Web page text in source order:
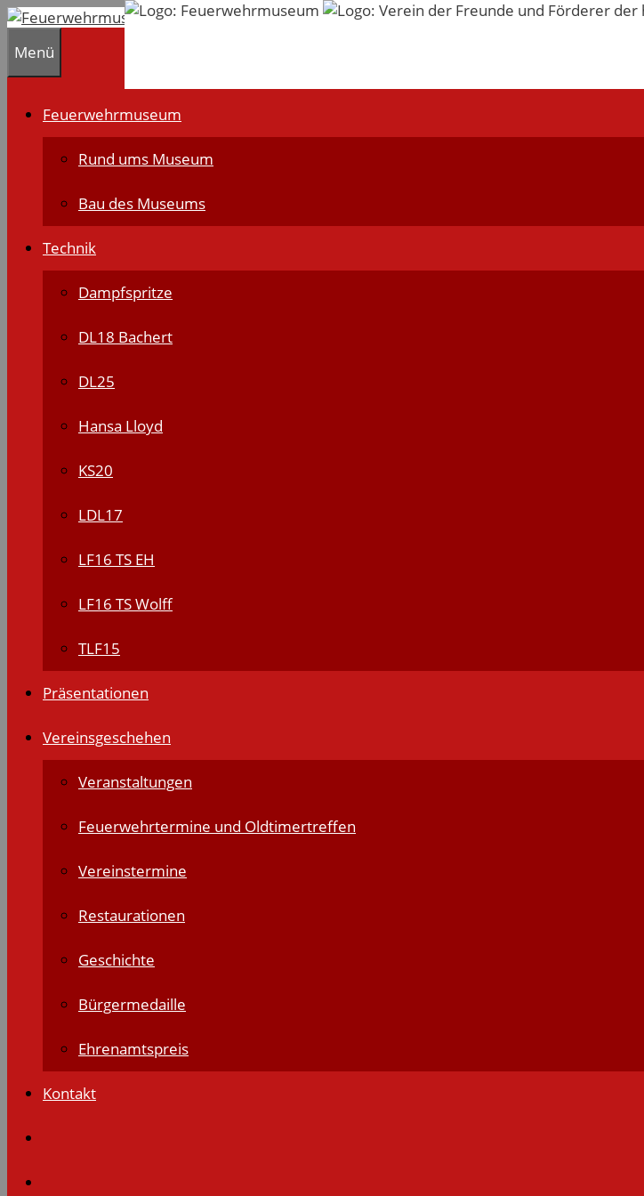
Zum
springen
Menü
Feuerwehrmuseum
Rund ums Museum
Bau des Museums
Technik
Dampfspritze
DL18 Bachert
DL25
Hansa Lloyd
KS20
LDL17
LF16 TS EH
LF16 TS Wolff
TLF15
Präsentationen
Vereinsgeschehen
Veranstaltungen
Feuerwehrtermine und Oldtimertreffen
Vereinstermine
Restaurationen
Geschichte
Bürgermedaille
Ehrenamtspreis
Kontakt